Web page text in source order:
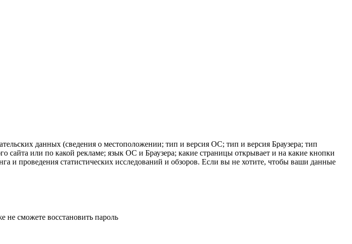
данных (сведения о местоположении; тип и версия ОС; тип и версия Браузера; тип
сайта или по какой рекламе; язык ОС и Браузера; какие страницы открывает и на какие кнопки
и проведения статистических исследований и обзоров. Если вы не хотите, чтобы ваши данные
не сможете восстановить пароль